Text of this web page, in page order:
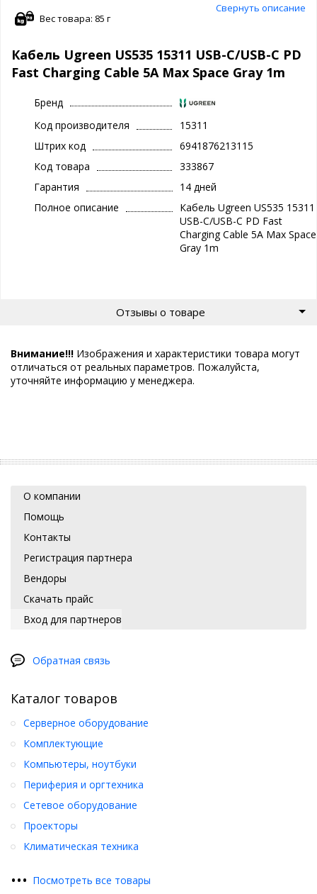
Свернуть описание
Вес товара: 85 г
Кабель Ugreen US535 15311 USB-C/USB-C PD
Fast Charging Cable 5A Max Space Gray 1m
Бренд
Код производителя
15311
Штрих код
6941876213115
Код товара
333867
Гарантия
14 дней
Полное описание
Кабель Ugreen US535 15311
USB-C/USB-C PD Fast
Charging Cable 5A Max Space
Gray 1m
Отзывы о товаре
Внимание!!! Изображения и характеристики товара могут
отличаться от реальных параметров. Пожалуйста,
уточняйте информацию у менеджера.
О компании
Помощь
Контакты
Регистрация партнера
Вендоры
Скачать прайс
Вход для партнеров
Обратная связь
Каталог товаров
Серверное оборудование
Комплектующие
Компьютеры, ноутбуки
Периферия и оргтехника
Сетевое оборудование
Проекторы
Климатическая техника
••• Посмотреть все товары